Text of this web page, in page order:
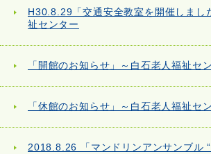
H30.8.29「交通安全教室を開催しまし
祉センター
「開館のお知らせ」～白石老人福祉セ
「休館のお知らせ」～白石老人福祉セ
2018.8.26 「マンドリンアンサンブル